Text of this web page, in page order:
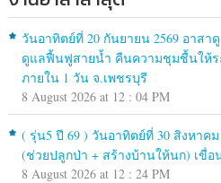
วันอาทิตย์ที่ 20 กันยายน 2569 อาสา
ดูแลฟื้นฟูสายน้ำ คืนความชุมชื้นให้ร
ภายใน 1 วัน จ.เพชรบุรี
8 August 2026 at 12 : 04 PM
( รุ่น5 ปี 69 ) วันอาทิตย์ที่ 30 สิงหาค
(ช่วยปลูกป่า + สร้างบ้านให้นก) เขื่
8 August 2026 at 12 : 24 PM